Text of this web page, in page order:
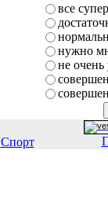
все супер
нужно
не очень
Спорт